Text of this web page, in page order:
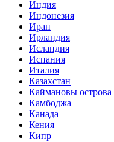
Индия
Индонезия
Иран
Ирландия
Исландия
Испания
Италия
Казахстан
Каймановы острова
Камбоджа
Канада
Кения
Кипр